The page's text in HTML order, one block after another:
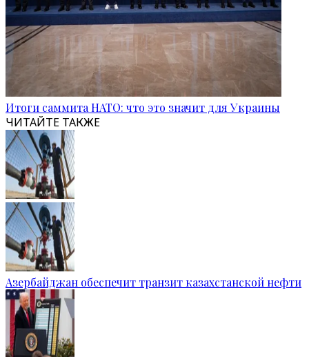
Итоги саммита НАТО: что это значит для Украины
ЧИТАЙТЕ ТАКЖЕ
Азербайджан обеспечит транзит казахстанской нефти